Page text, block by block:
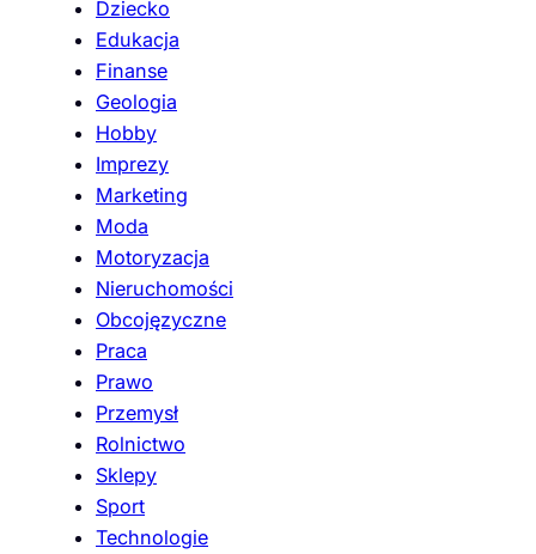
Dziecko
Edukacja
Finanse
Geologia
Hobby
Imprezy
Marketing
Moda
Motoryzacja
Nieruchomości
Obcojęzyczne
Praca
Prawo
Przemysł
Rolnictwo
Sklepy
Sport
Technologie